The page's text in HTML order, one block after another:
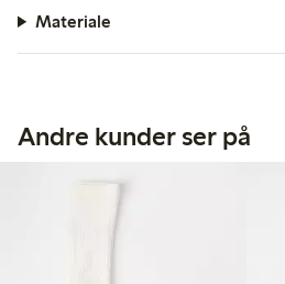
Materiale
Andre kunder ser på